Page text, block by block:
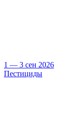
1 — 3 сен 2026
Пестициды